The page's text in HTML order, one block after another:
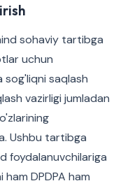
sohaviy tartibga
uchun
sog'liqni saqlash
vazirligi jumladan
Ushbu tartibga
foydalanuvchilariga
DPDPA ham